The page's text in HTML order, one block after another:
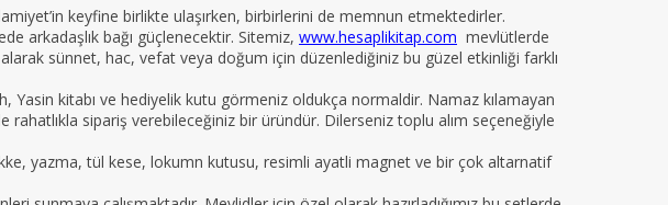
keyfine birlikte ulaşırken, birbirlerini de memnun etmektedirler.
arkadaşlık bağı güçlenecektir. Sitemiz, www.hesaplikitap.com mevlütlerde
sünnet, hac, vefat veya doğum için düzenlediğiniz bu güzel etkinliği farklı
Yasin kitabı ve hediyelik kutu görmeniz oldukça normaldir. Namaz kılamayan
sipariş verebileceğiniz bir üründür. Dilerseniz toplu alım seçeneğiyle
yazma, tül kese, lokumn kutusu, resimli ayatli magnet ve bir çok altarnatif